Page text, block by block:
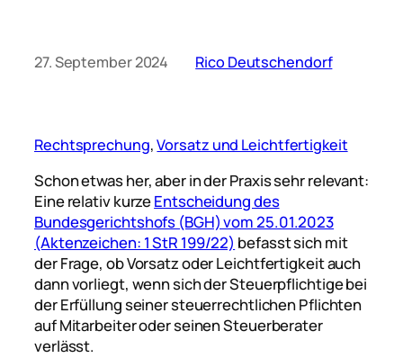
27. September 2024 Rico Deutschendorf
Rechtsprechung, Vorsatz und Leichtfertigkeit
Schon etwas her, aber in der Praxis sehr relevant:
Eine relativ kurzeEntscheidung des
Bundesgerichtshofs (BGH) vom 25.01.2023
(Aktenzeichen: 1 StR 199/22) befasst sich mit
der Frage, ob Vorsatz oder Leichtfertigkeit auch
dann vorliegt, wenn sich der Steuerpflichtige bei
der Erfüllung seiner steuerrechtlichen Pflichten
auf Mitarbeiter oder seinen Steuerberater
verlässt.